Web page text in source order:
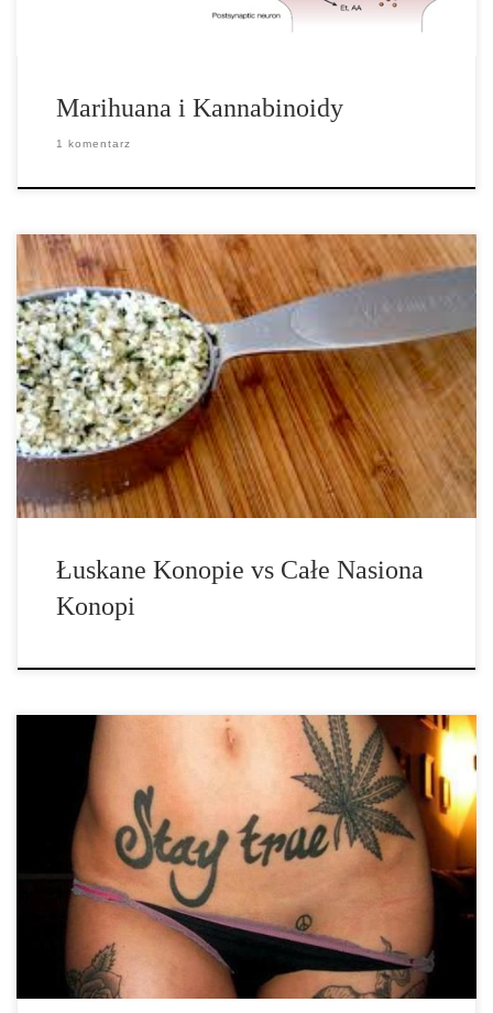
Marihuana i Kannabinoidy
1 komentarz
Łuskane nasiona konopi, które są nasionami konopi z usuniętą
zewnętrzną powłoką, posiadają wiele nazw takich jak serca konopi,
łuskane nasiona konopi, czy orzechy konopi. Ponieważ łupiny
nasion konopi są dosyć kruche i zawierają dużo błonnika, my jako
społeczeństwo nie jesteśmy […]
Łuskane Konopie vs Całe Nasiona
Konopi
Ludzie, którzy pragną schudnąć naprawdę chcą przyspieszyć swój
metabolizm. Szybszy metabolizm powoduje, że dana osoba
chudnie bardzo szybko. Poniżej kilka sposobów na przyspieszenie
metabolizmu o których prawdopodobnie nie wiesz. • JEDZ –
Częstym nieporozumieniem jest to, że ludzie próbują jeść […]